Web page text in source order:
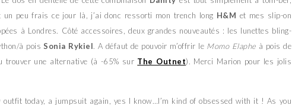
peu frais ce jour là, j’ai donc ressorti mon trench long H&M et mes slip-on
à Londres. Côté accessoires, deux grandes nouveautés : les lunettes bling-
à poisSonia Rykiel. A défaut de pouvoir m’offrir le Momo Elaphe à pois de
trouver une alternative (à -65% sur The Outnet). Merci Marion pour les jolis
outfit today, a jumpsuit again, yes I know…I’m kind of obsessed with it ! As you